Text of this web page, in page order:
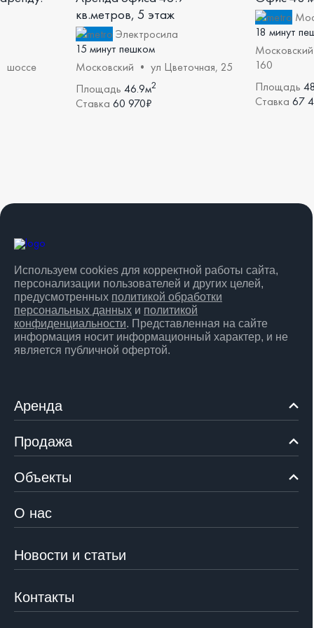
шоссе
кв.метров, 5 этаж
Электросила
15 минут пешком
Московский • ул Цветочная, 25
Площадь 46.9м2
Ставка 60 970₽
18 минут
160
Площадь
Ставка 67
Используем cookies для корректной работы сайта,
персонализации пользователей и других целей,
предусмотренных политикой обработки
персональных данных и политикой
конфиденциальности. Представленная на сайте
информация носит информационный характер, и не
является публичной офертой.
Аренда
Продажа
Объекты
О нас
Новости и статьи
Контакты